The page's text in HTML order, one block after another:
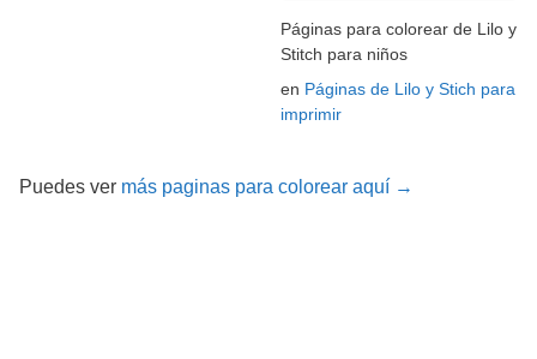
Páginas para colorear de Lilo y
Stitch para niños
en Páginas de Lilo y Stich para
imprimir
Puedes ver más paginas para colorear aquí →